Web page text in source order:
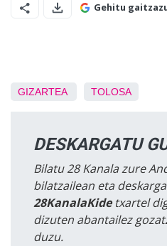
Gehitu
GIZARTEA TOLOSA
DESKARGATU
Bilatu 28 Kanala zure
bilatzailean eta
28KanalaKidetxartel
dizuten abantailez
duzu.